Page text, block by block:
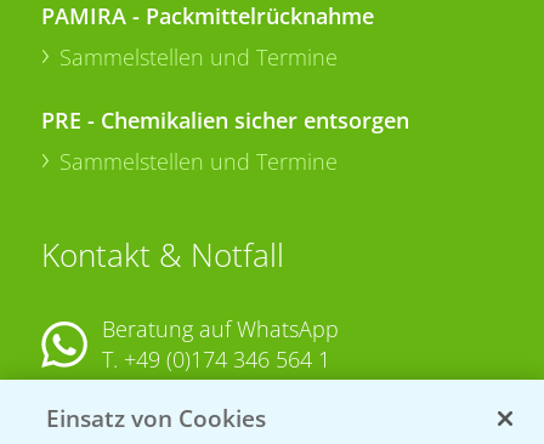
PAMIRA - Packmittelrücknahme
Sammelstellen und Termine
PRE - Chemikalien sicher entsorgen
Sammelstellen und Termine
Kontakt & Notfall
Beratung auf WhatsApp
T. +49 (0)174 346 564 1
KONTAKT
Einsatz von Cookies